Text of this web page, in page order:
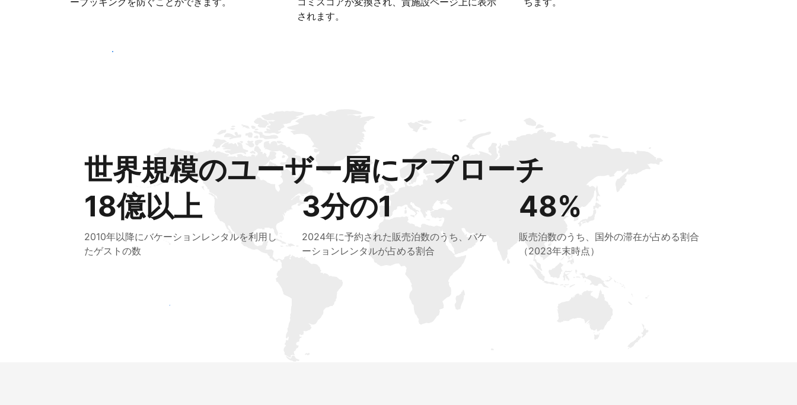
されます。
さっそく始める
世界規模のユーザー層にアプローチ
18億以上
2010年以降にバケーションレンタルを利用し
たゲストの数
3分の1
2024年に予約された販売泊数のうち、バケ
ーションレンタルが占める割合
48%
販売泊数のうち、国外の滞在が占める割合
（2023年末時点）
新しいユーザー層に今すぐアプローチする